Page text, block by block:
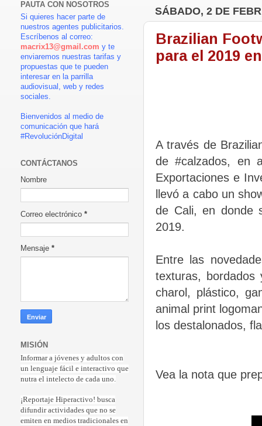
SÁBADO, 2 DE
Brazilian
para el 2019
A través de
de #calzados, en
Exportaciones e
llevó a cabo un
de Cali, en donde
2019.
Entre las
texturas, bordados
charol, plástico,
animal print
los destalonados,
Vea la nota que
PAUTA CON NOSOTROS
Si quieres hacer parte de
nuestros agentes publicitarios.
Escríbenos al correo:
macrix13@gmail.com y te
enviaremos nuestras tarifas y
propuestas que te pueden
interesar en la parrilla
audiovisual, web y redes
sociales.
Bienvenidos al medio de
comunicación que hará
#RevoluciónDigital
CONTÁCTANOS
Nombre
Correo electrónico *
Mensaje *
MISIÓN
Informar a jóvenes y adultos con
un lenguaje fácil e interactivo que
nutra el intelecto de cada uno.
¡Reportaje Hiperactivo! busca
difundir actividades que no se
emiten en medios tradicionales en